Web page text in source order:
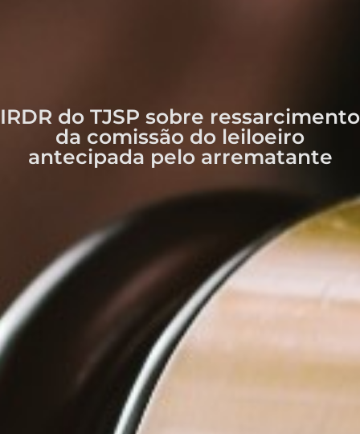
IRDR do TJSP sobre ressarcimento
da comissão do leiloeiro
antecipada pelo arrematante